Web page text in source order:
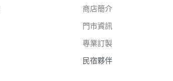
商店簡介
門市資訊
專業訂製
民宿夥伴